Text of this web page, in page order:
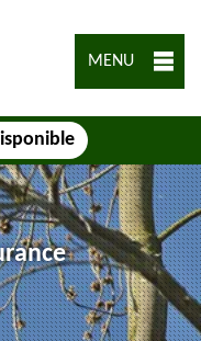
MENU